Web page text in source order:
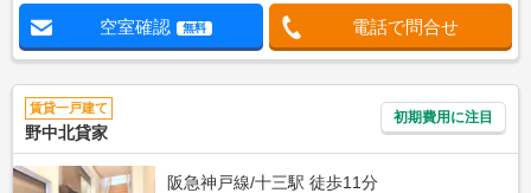
空室確認 無料 電話で問合せ
賃貸一戸建て
野中北貸家
初期費用に注目
阪急神戸線/十三駅 徒歩11分